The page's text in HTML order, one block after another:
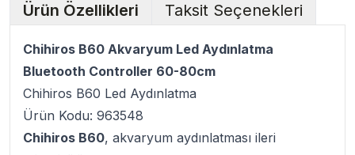
Ürün Özellikleri Taksit Seçenekleri
Chihiros B60 Akvaryum Led Aydınlatma
Bluetooth Controller 60-80cm
Chihiros B60 Led Aydınlatma
Ürün Kodu: 963548
Chihiros B60, akvaryum aydınlatması ileri